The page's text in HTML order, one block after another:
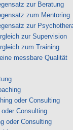
zur Beratung
zum Mentoring
zur
zur Supervision
zum Training
messbare Qualität
oder Consulting
Consulting
oder Consulting